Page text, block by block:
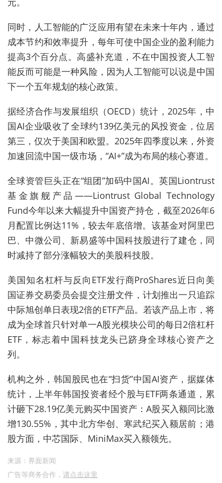
同时，人工智能的广泛应用有望在未来十年内，通过
成本节约和效率提升，每年可使中国企业的盈利能力
提高3个百分点。高盛补充道，不在中国投资人工智
能反而可能是一种风险，因为人工智能可以说是中国
下一个五年规划的核心政策。
据经济合作与发展组织（OECD）统计，2025年，中
国AI企业吸收了全球约139亿美元的风投资金，位居
第三，仅次于美国和欧盟。2025年四季度以来，外资
加速回流中国一级市场，“AI+”成为布局的核心赛道。
全球资管巨头正在“组团”加码中国AI。英国Liontrust
基金旗舰产品——Liontrust Global Technology
Fund今年以来大幅提升中国资产持仓，截至2026年6
月配置比例达11%，较去年底倍增。该基金对阿里巴
巴、中微公司、新易盛等中国科技股进行了建仓，同
时减持了部分涨幅较大的美股科技股。
美国知名杠杆与反向ETF发行商ProShares近日向美
国证券交易委员会提交注册文件，计划推出一只追踪
中际旭创单日表现2倍的ETF产品。若该产品上市，将
成为全球首只针对单一A股光模块公司的每日2倍杠杆
ETF，标志着中国科技龙头已跻身全球核心资产之
列。
机构之外，韩国股民也在“扫货”中国AI资产，据媒体
统计，上半年韩国投资者经个股与ETF两条通道，累
计砸下28.19亿美元购买中国资产：A股买入额同比激
增130.55%，其中北方华创、寒武纪买入额居前；港
股方面，中芯国际、MiniMax买入额领先。
来源：界面新闻
广告等商务合作， 请点击这里